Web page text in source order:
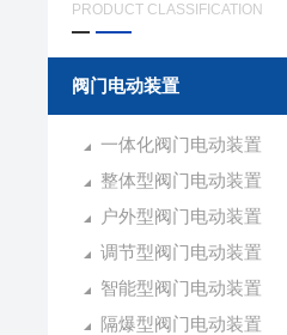
PRODUCT CLASSIFICATION
阀门电动装置
一体化阀门电动装置
整体型阀门电动装置
户外型阀门电动装置
调节型阀门电动装置
智能型阀门电动装置
隔爆型阀门电动装置